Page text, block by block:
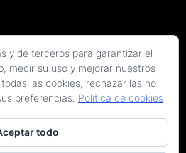
y de terceros para garantizar el
medir su uso y mejorar nuestros
las cookies, rechazar las no
preferencias. Política de cookies
todo